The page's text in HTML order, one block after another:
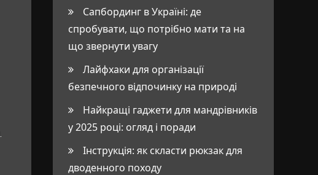
Сапбординг в Україні: де
спробувати, що потрібно мати та на
що звернути увагу
Лайфхаки для організації
безпечного відпочинку на природі
Найкращі гаджети для мандрівників
у 2025 році: огляд і поради
Інструкція: як скласти рюкзак для
дводенного походу